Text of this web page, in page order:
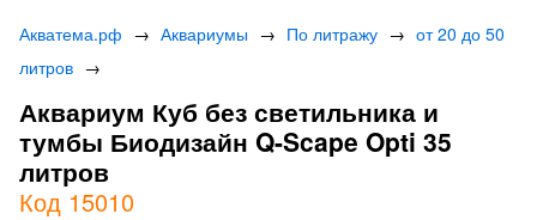
Акватема.рф → Аквариумы → По литражу → от 20 до 50
литров →
Аквариум Куб без светильника и
тумбы Биодизайн Q-Scape Opti 35
литров
Код 15010